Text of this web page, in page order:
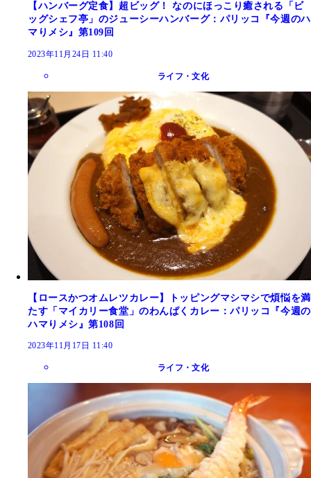
【ハンバーグ定食】超ビッグ！ なのにほっこり癒される「ビ
ッグシェフ亭」のジューシーハンバーグ：パリッコ『今週のハ
マりメシ』第109回
2023年11月24日 11:40
ライフ・文化
【ロースかつオムレツカレー】トッピングマシマシで煩悩を満
たす「マイカリー食堂」のわんぱくカレー：パリッコ『今週の
ハマりメシ』第108回
2023年11月17日 11:40
ライフ・文化